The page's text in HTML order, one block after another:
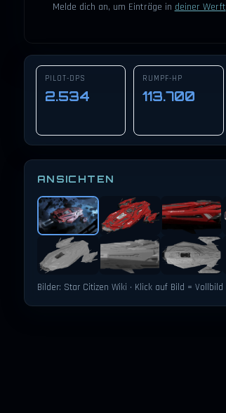
Melde dich an, um Einträge in deiner Werft
PILOT-DPS
2.534
RUMPF-HP
113.700
ANSICHTEN
Bilder: Star Citizen Wiki · Klick auf Bild = Vollbild